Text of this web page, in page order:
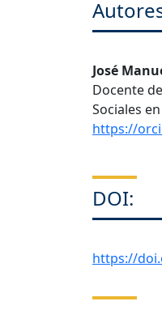
José
Docente
Sociales
https://
DOI:
https://